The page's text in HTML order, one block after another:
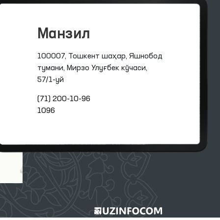
Манзил
100007, Тошкент шаҳар, Яшнобод
тумани, Мирзо Улуғбек кўчаси,
57/1-уй
(71) 200-10-96
1096